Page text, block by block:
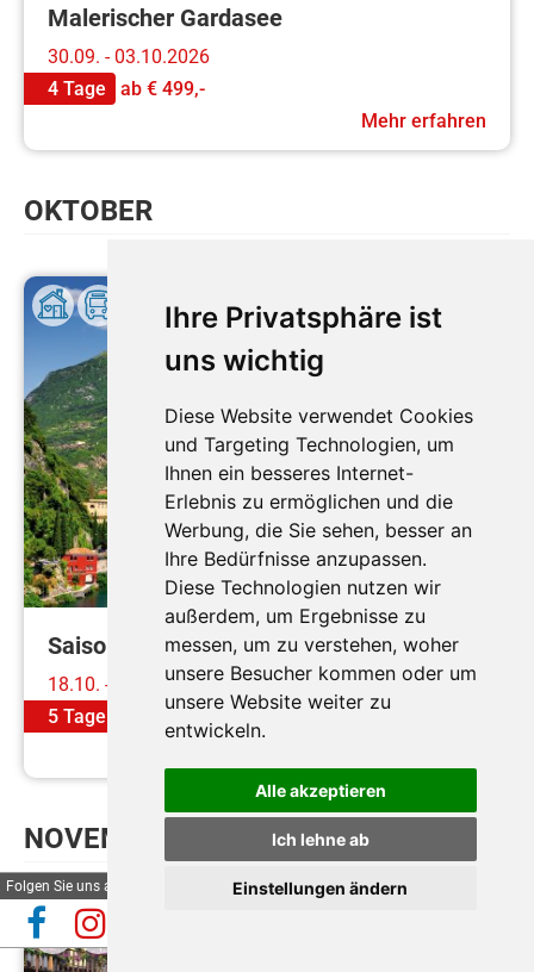
Ihre Privatsphäre ist
uns wichtig
Diese Website verwendet Cookies
und Targeting Technologien, um
Ihnen ein besseres Internet-
Erlebnis zu ermöglichen und die
Werbung, die Sie sehen, besser an
Ihre Bedürfnisse anzupassen.
Diese Technologien nutzen wir
außerdem, um Ergebnisse zu
messen, um zu verstehen, woher
unsere Besucher kommen oder um
unsere Website weiter zu
entwickeln.
Alle akzeptieren
Ich lehne ab
Einstellungen ändern
Automatische Reiseauskunft
Malerischer Gardasee
30.09. - 03.10.2026
4 Tage
ab € 499,-
Mehr erfahren
OKTOBER
Durchführungsgarantie
Saisonabschluss am Gardasee
18.10. - 22.10.2026
5 Tage
€ 569,-
NOVEMBER
Folgen Sie uns auf